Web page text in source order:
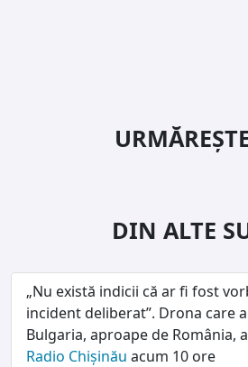
DIN ALTE
„Nu există indicii că ar fi fost
incident deliberat”. Drona care
Bulgaria, aproape de România,
Radio Chișinău acum 10 ore